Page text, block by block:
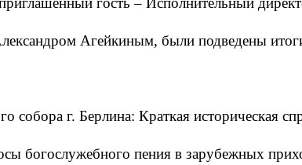
Агейкиным, были подведены
собора г. Берлина: Краткая историческая
богослужебного пения в зарубежных